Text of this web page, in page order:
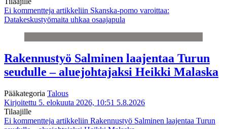
Ei kommentteja artikkeliin Skanska-pomo varoittaa:
Datakeskustyömaita uhkaa osaajapula
Rakennustyö Salminen laajentaa Turun
seudulle – aluejohtajaksi Heikki Malaska
Pääkategoria Talous
Kirjoitettu 5. elokuuta 2026, 10:51 5.8.2026
Tilaajille
Ei kommentteja artikkeliin Rakennustyö Salminen laajentaa Turun